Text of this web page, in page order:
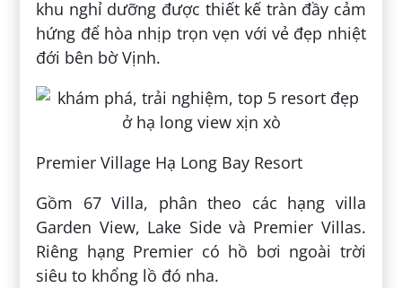
khu nghỉ dưỡng được thiết kế tràn đầy cảm
hứng để hòa nhịp trọn vẹn với vẻ đẹp nhiệt
đới bên bờ Vịnh.
Premier Village Hạ Long Bay Resort
Gồm 67 Villa, phân theo các hạng villa
Garden View, Lake Side và Premier Villas.
Riêng hạng Premier có hồ bơi ngoài trời
siêu to khổng lồ đó nha.